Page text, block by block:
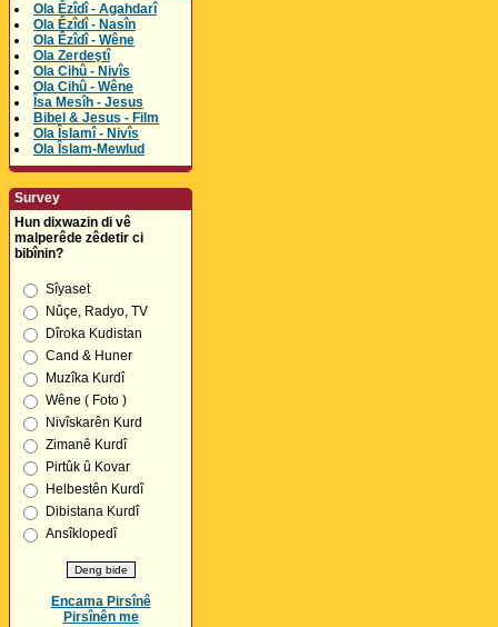
Ola Êzîdî - Agahdarî
Ola Êzîdî - Nasîn
Ola Êzîdî - Wêne
Ola Zerdeştî
Ola Cihû - Nivîs
Ola Cihû - Wêne
Îsa Mesîh - Jesus
Bibel & Jesus - Film
Ola Îslamî - Nivîs
Ola Îslam-Mewlud
Survey
Hun dixwazin di vê
malperêde zêdetir ci
bibînin?
Sîyaset
Nûçe, Radyo, TV
Dîroka Kudistan
Cand & Huner
Muzîka Kurdî
Wêne ( Foto )
Nivîskarên Kurd
Zimanê Kurdî
Pirtûk û Kovar
Helbestên Kurdî
Dibistana Kurdî
Ansîklopedî
Encama Pirsînê
Pirsînên me